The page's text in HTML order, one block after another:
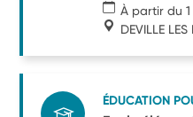
À partir du
DEVILLE LES
ÉDUCATION